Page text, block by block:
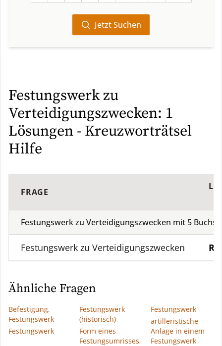
Jetzt Suchen
Festungswerk zu
Verteidigungszwecken: 1
Lösungen - Kreuzworträtsel
Hilfe
FRAGE
Festungswerk zu Verteidigungszwecken mit 5
Festungswerk zu Verteidigungszwecken
Ähnliche Fragen
Befestigung,
Festungswerk
Festungswerk
Festungswerk
(historisch)
Form eines
Festungsumrisses,
Festungswerk
artilleristische
Anlage in einem
Festungswerk